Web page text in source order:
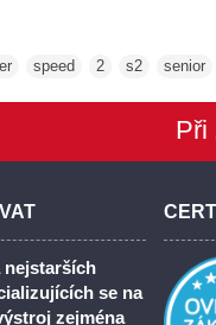
speed 2 s2 senior
Při
nejstarších
se na
zejména